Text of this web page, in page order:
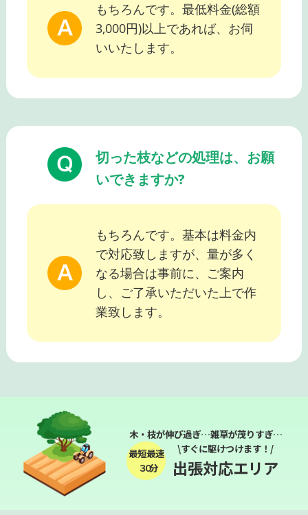
もちろんです。最低料金(総額
3,000円)以上であれば、お伺
いいたします。
切った枝などの処理は、お願
いできますか?
もちろんです。基本は料金内
で対応致しますが、量が多く
なる場合は事前に、ご案内
し、ご了承いただいた上で作
業致します。
木・枝が伸び過ぎ…雑草が茂りすぎ…
最短最速
３０分
\すぐに駆けつけます！/
出張対応エリア